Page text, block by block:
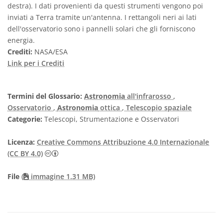
destra). I dati provenienti da questi strumenti vengono poi
inviati a Terra tramite un'antenna. I rettangoli neri ai lati
dell'osservatorio sono i pannelli solari che gli forniscono
energia.
Crediti: NASA/ESA
Link per i Crediti
Termini del Glossario: Astronomia all'infrarosso ,
Osservatorio , Astronomia ottica , Telescopio spaziale
Categorie: Telescopi, Strumentazione e Osservatori
Licenza: Creative Commons Attribuzione 4.0 Internazionale
(CC BY 4.0)
Creative Commons Attribuzione 4.0
File ( immagine 1.31 MB)